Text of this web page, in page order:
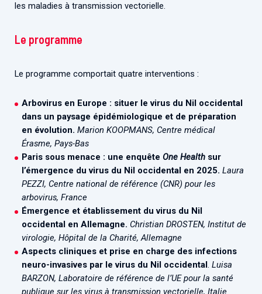
les maladies à transmission vectorielle.
Le programme
Le programme comportait quatre interventions :
Arbovirus en Europe : situer le virus du Nil occidental
dans un paysage épidémiologique et de préparation
en évolution. Marion KOOPMANS, Centre médical
Érasme, Pays-Bas
Paris sous menace : une enquête One Healthsur
l’émergence du virus du Nil occidental en 2025. Laura
PEZZI, Centre national de référence (CNR) pour les
arbovirus, France
Émergence et établissement du virus du Nil
occidental en Allemagne. Christian DROSTEN, Institut de
virologie, Hôpital de la Charité, Allemagne
Aspects cliniques et prise en charge des infections
neuro-invasives par le virus du Nil occidental. Luisa
BARZON, Laboratoire de référence de l’UE pour la santé
publique sur les virus à transmission vectorielle, Italie